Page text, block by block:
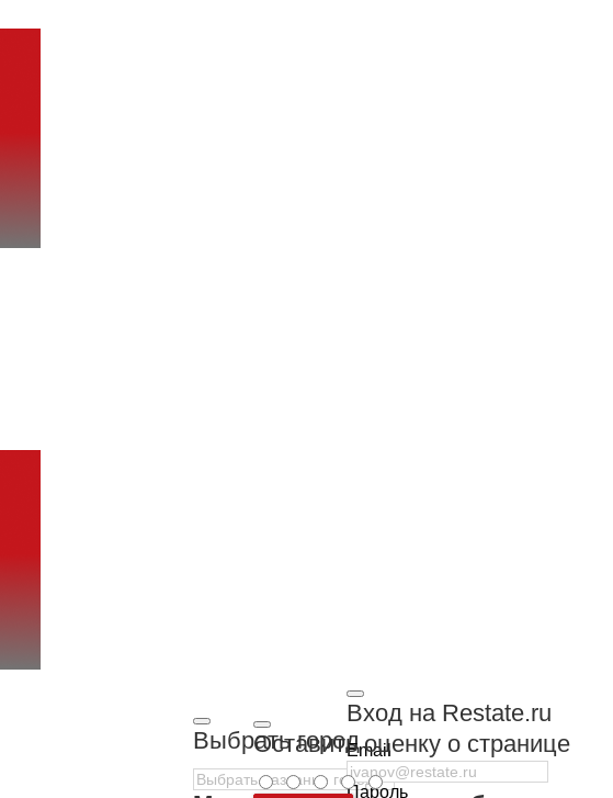
Выбрать город
Вход на Restate.ru
Email
Пароль
Оставить оценку о странице